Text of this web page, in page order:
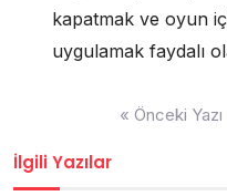
kapatmak ve oyun
uygulamak faydalı
« Önceki Yazı
İlgili Yazılar